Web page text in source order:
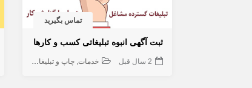
تماس بگیرید
ثبت آگهی انبوه تبلیغاتی کسب و کارها
2 سال قبل خدمات چاپ و تبلیغات